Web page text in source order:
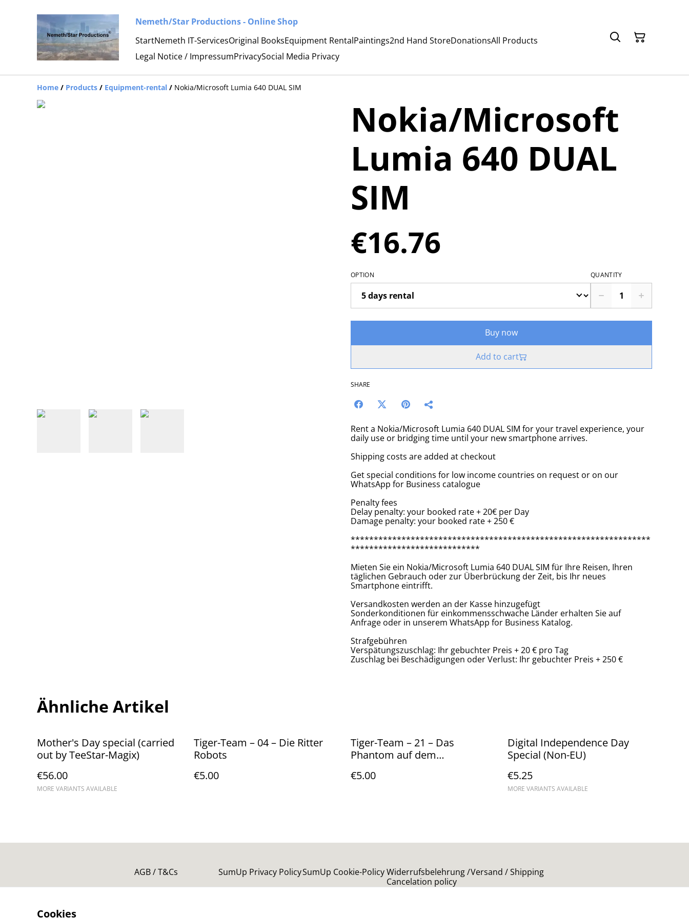
Nemeth/Star Productions - Online Shop
StartNemeth IT-ServicesOriginal BooksEquipment RentalPaintings2nd Hand StoreDonationsAll Products
Legal Notice / ImpressumPrivacySocial Media Privacy
Home / Products / Equipment-rental / Nokia/Microsoft Lumia 640 DUAL SIM
Nokia/Microsoft
Lumia 640 DUAL
SIM
€16.76
OPTION QUANTITY
Buy now
Add to cart
SHARE
Rent a Nokia/Microsoft Lumia 640 DUAL SIM for your travel experience, your
daily use or bridging time until your new smartphone arrives.
Shipping costs are added at checkout
Get special conditions for low income countries on request or on our
WhatsApp for Business catalogue
Penalty fees
Delay penalty: your booked rate + 20€ per Day
Damage penalty: your booked rate + 250 €
*****************************************************************
****************************
Mieten Sie ein Nokia/Microsoft Lumia 640 DUAL SIM für Ihre Reisen, Ihren
täglichen Gebrauch oder zur Überbrückung der Zeit, bis Ihr neues
Smartphone eintrifft.
Versandkosten werden an der Kasse hinzugefügt
Sonderkonditionen für einkommensschwache Länder erhalten Sie auf
Anfrage oder in unserem WhatsApp for Business Katalog.
Strafgebühren
Verspätungszuschlag: Ihr gebuchter Preis + 20 € pro Tag
Zuschlag bei Beschädigungen oder Verlust: Ihr gebuchter Preis + 250 €
Ähnliche Artikel
Mother's Day special (carried
out by TeeStar-Magix)
€56.00
MORE VARIANTS AVAILABLE
Tiger-Team – 04 – Die Ritter
Robots
€5.00
Tiger-Team – 21 – Das
Phantom auf dem
€5.00
Digital Independence Day
Special (Non-EU)
€5.25
MORE VARIANTS AVAILABLE
AGB / T&Cs SumUp Privacy PolicySumUp Cookie-PolicyWiderrufsbelehrung /
Cancelation policy
Versand / Shipping
Cookies